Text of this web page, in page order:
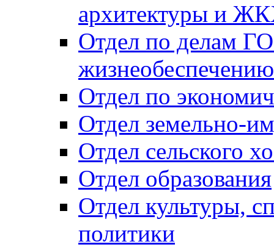
архитектуры и
Отдел по делам
Отдел по
Отдел земельно-
Отдел сельского
Отдел образования
Отдел культуры,
политики